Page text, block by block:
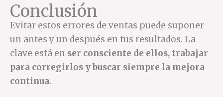
Conclusión
Evitar estos errores de ventas puede suponer
un antes y un después en tus resultados. La
clave está en ser consciente de ellos, trabajar
para corregirlos y buscar siempre la mejora
continua.